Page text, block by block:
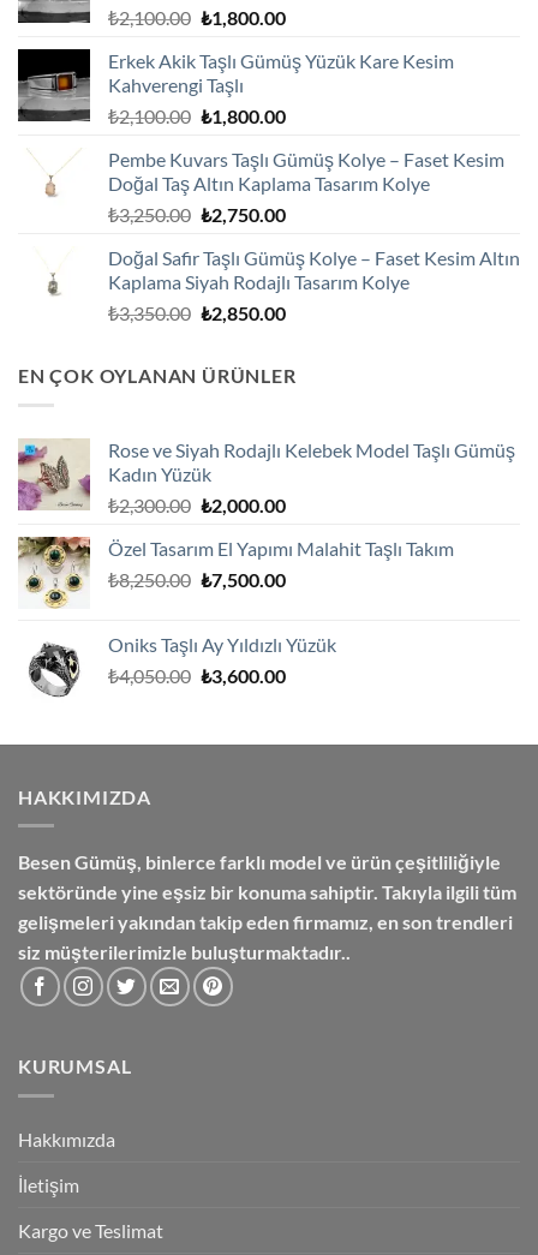
₺2,100.00 Orijinal
₺2,100.00.
₺1,800.00Şu
fiyat:
Erkek Akik Taşlı Gümüş Yüzük Kare Kesim
Kahverengi Taşlı
₺2,100.00 Orijinal
₺2,100.00.
₺1,800.00Şu
fiyat:
₺1,800.00.
Pembe Kuvars Taşlı Gümüş Kolye – Faset Kesim
Doğal Taş Altın Kaplama Tasarım Kolye
₺3,250.00 Orijinal
₺3,250.00.
₺2,750.00Şu
fiyat:
₺2,750.00.
Doğal Safir Taşlı Gümüş Kolye – Faset Kesim Altın
Kaplama Siyah Rodajlı Tasarım Kolye
₺3,350.00 Orijinal
₺3,350.00.
₺2,850.00Şu
₺2,850.00.
EN ÇOK OYLANAN ÜRÜNLER
Rose ve Siyah Rodajlı Kelebek Model Taşlı Gümüş
Kadın Yüzük
₺2,300.00 Orijinal
₺2,300.00.
₺2,000.00Şu
fiyat:
₺2,000.00.
Özel Tasarım El Yapımı Malahit Taşlı Takım
₺8,250.00 Orijinal
₺7,500.00Şu
₺7,500.00.
Oniks Taşlı Ay Yıldızlı Yüzük
₺4,050.00 Orijinal
₺3,600.00Şu
₺3,600.00.
HAKKIMIZDA
Besen Gümüş, binlerce farklı model ve ürün çeşitliliğiyle
sektöründe yine eşsiz bir konuma sahiptir. Takıyla ilgili tüm
gelişmeleri yakından takip eden firmamız, en son trendleri
siz müşterilerimizle buluşturmaktadır..
KURUMSAL
Hakkımızda
İletişim
Kargo ve Teslimat